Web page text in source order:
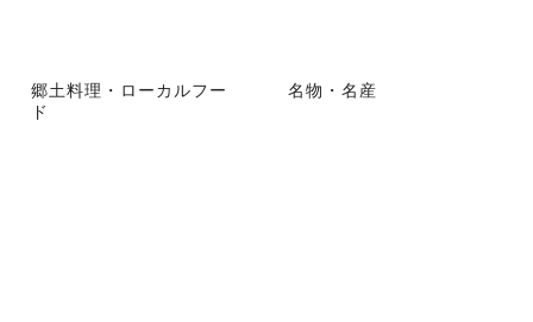
郷土料理・ローカルフー
ド
名物・名産